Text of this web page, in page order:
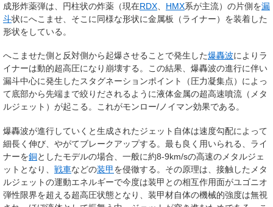
成形炸薬弾は、円柱状の炸薬（現在RDX HMX系が主流）の片側を漏
斗状にへこませ、そこに同様な形状に金属板（ライナー）を装着した
形状をしている。
へこませた側と反対側から起爆させることで発生した爆轟波によりラ
イナーは動的超高圧になり崩壊する。この結果、爆轟波の進行に伴い
漏斗中心に発生したスタグネーションポイント（圧力凝集点）によっ
て底部から先端まで絞りだされるように液体金属の超高速噴流（メタ
ルジェット）が起こる。これがモンロー/ノイマン効果である。
爆轟波が進行していくと生成されたジェット自体は速度勾配によって
細長く伸び、やがてブレークアップする。最も良く用いられる、ライ
ナーを銅としたモデルの場合、一般に約8-9km/sの高速のメタルジェ
ットとなり、 戦車などの装甲を侵徹する。その原理は、接触したメタ
ルジェットの運動エネルギーで今度は装甲との相互作用面がユゴニオ
弾性限界を超える超高圧状態となり、装甲材自体の機械的強度は無視